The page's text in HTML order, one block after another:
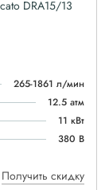
DRA15/13
265-1861 л/мин
12.5 атм
11 кВт
380 В
Получить скидку